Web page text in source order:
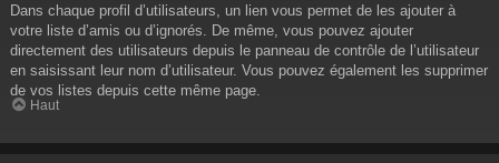
Dans chaque profil d’utilisateurs, un lien vous permet de les ajouter à
votre liste d’amis ou d’ignorés. De même, vous pouvez ajouter
directement des utilisateurs depuis le panneau de contrôle de l’utilisateur
en saisissant leur nom d’utilisateur. Vous pouvez également les supprimer
de vos listes depuis cette même page.
Haut